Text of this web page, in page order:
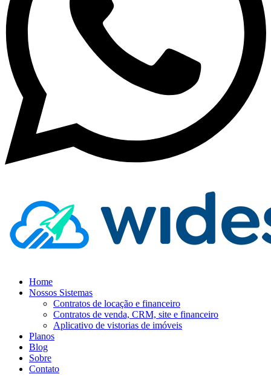
Home
Nossos Sistemas
Contratos de locação e financeiro
Contratos de venda, CRM, site e financeiro
Aplicativo de vistorias de imóveis
Planos
Blog
Sobre
Contato